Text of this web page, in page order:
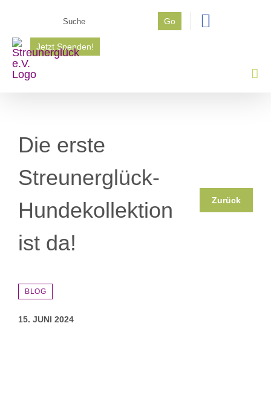
springen
Go
Jetzt Spenden!
Die erste
Streunerglück-
Hundekollektion
ist da!
Zurück
BLOG
15. JUNI 2024